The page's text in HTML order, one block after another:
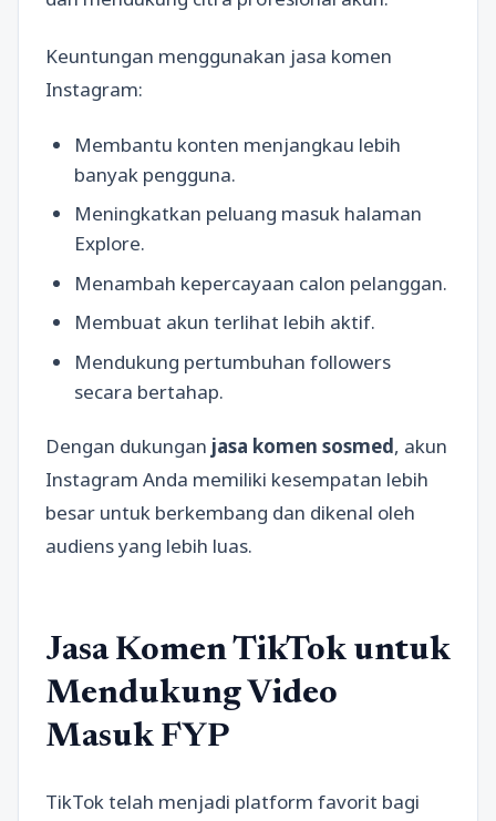
Keuntungan menggunakan jasa komen
Instagram:
Membantu konten menjangkau lebih
banyak pengguna.
Meningkatkan peluang masuk halaman
Explore.
Menambah kepercayaan calon pelanggan.
Membuat akun terlihat lebih aktif.
Mendukung pertumbuhan followers
secara bertahap.
Dengan dukungan jasa komen sosmed, akun
Instagram Anda memiliki kesempatan lebih
besar untuk berkembang dan dikenal oleh
audiens yang lebih luas.
Jasa Komen TikTok untuk
Mendukung Video
Masuk FYP
TikTok telah menjadi platform favorit bagi